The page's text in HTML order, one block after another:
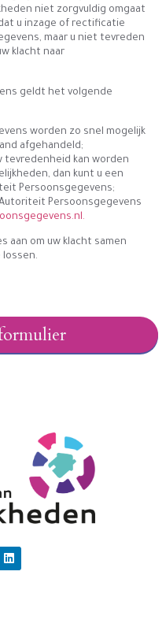
niet zorgvuldig omgaat
u inzage of rectificatie
maar u niet tevreden
klacht naar
geldt het volgende
worden zo snel mogelijk
afgehandeld;
tevredenheid kan worden
dan kunt u een
Persoonsgegevens;
Persoonsgegevens
aan om uw klacht samen
lossen.